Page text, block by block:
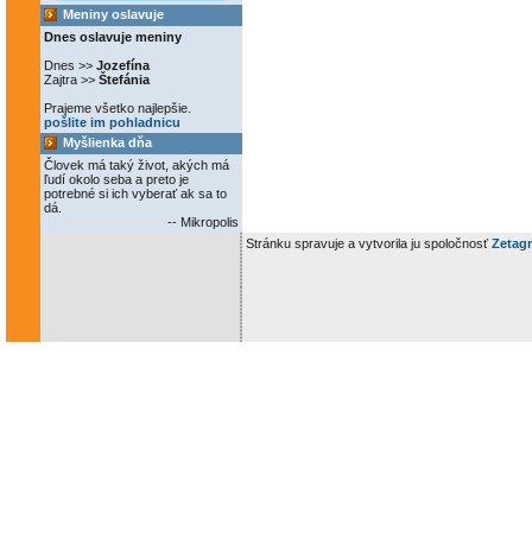
Meniny oslavuje
Dnes oslavuje meniny
Dnes >> Jozefína
Zajtra >> Štefánia
Prajeme všetko najlepšie.
pošlite im pohladnicu
Myšlienka dňa
Človek má taký život, akých má
ľudí okolo seba a preto je
potrebné si ich vyberať ak sa to
dá.
-- Mikropolis
Stránku spravuje a vytvorila ju spoločnosť